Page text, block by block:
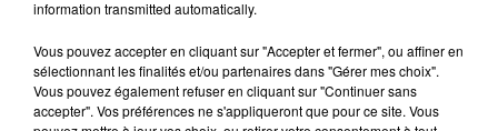
information transmitted automatically.
Vous pouvez accepter en cliquant sur "Accepter et fermer", ou affiner en
sélectionnant les finalités et/ou partenaires dans "Gérer mes choix".
Vous pouvez également refuser en cliquant sur "Continuer sans
accepter". Vos préférences ne s'appliqueront que pour ce site. Vous